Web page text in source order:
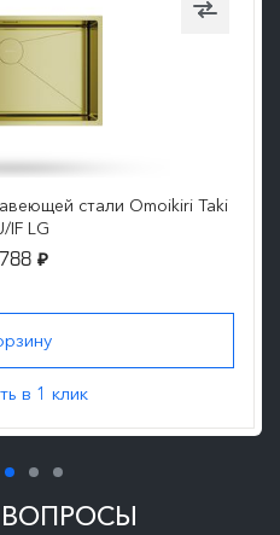
стали Omoikiri Taki
IF LG
₽
в 1 клик